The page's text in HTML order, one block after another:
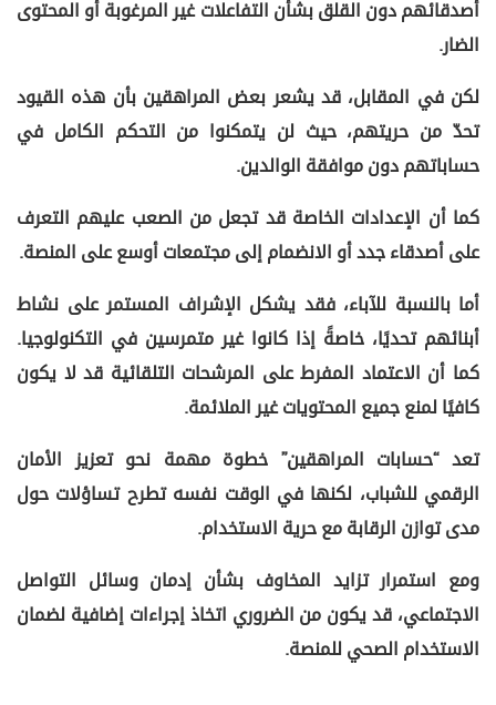
أصدقائهم دون القلق بشأن التفاعلات غير المرغوبة أو المحتوى
الضار.
لكن في المقابل، قد يشعر بعض المراهقين بأن هذه القيود
تحدّ من حريتهم، حيث لن يتمكنوا من التحكم الكامل في
حساباتهم دون موافقة الوالدين.
كما أن الإعدادات الخاصة قد تجعل من الصعب عليهم التعرف
على أصدقاء جدد أو الانضمام إلى مجتمعات أوسع على المنصة.
أما بالنسبة للآباء، فقد يشكل الإشراف المستمر على نشاط
أبنائهم تحديًا، خاصةً إذا كانوا غير متمرسين في التكنولوجيا.
كما أن الاعتماد المفرط على المرشحات التلقائية قد لا يكون
كافيًا لمنع جميع المحتويات غير الملائمة.
تعد “حسابات المراهقين” خطوة مهمة نحو تعزيز الأمان
الرقمي للشباب، لكنها في الوقت نفسه تطرح تساؤلات حول
مدى توازن الرقابة مع حرية الاستخدام.
ومع استمرار تزايد المخاوف بشأن إدمان وسائل التواصل
الاجتماعي، قد يكون من الضروري اتخاذ إجراءات إضافية لضمان
الاستخدام الصحي للمنصة.